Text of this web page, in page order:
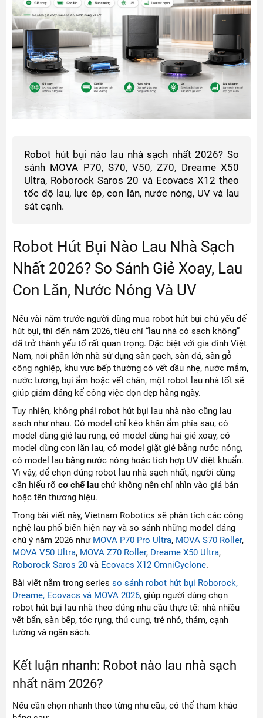
Robot hút bụi nào lau nhà sạch nhất 2026? So
sánh MOVA P70, S70, V50, Z70, Dreame X50
Ultra, Roborock Saros 20 và Ecovacs X12 theo
tốc độ lau, lực ép, con lăn, nước nóng, UV và lau
sát cạnh.
Robot Hút Bụi Nào Lau Nhà Sạch
Nhất 2026? So Sánh Giẻ Xoay, Lau
Con Lăn, Nước Nóng Và UV
Nếu vài năm trước người dùng mua robot hút bụi chủ yếu để
hút bụi, thì đến năm 2026, tiêu chí “lau nhà có sạch không”
đã trở thành yếu tố rất quan trọng. Đặc biệt với gia đình Việt
Nam, nơi phần lớn nhà sử dụng sàn gạch, sàn đá, sàn gỗ
công nghiệp, khu vực bếp thường có vết dầu nhẹ, nước mắm,
nước tương, bụi ẩm hoặc vết chân, một robot lau nhà tốt sẽ
giúp giảm đáng kể công việc dọn dẹp hằng ngày.
Tuy nhiên, không phải robot hút bụi lau nhà nào cũng lau
sạch như nhau. Có model chỉ kéo khăn ẩm phía sau, có
model dùng giẻ lau rung, có model dùng hai giẻ xoay, có
model dùng con lăn lau, có model giặt giẻ bằng nước nóng,
có model lau bằng nước nóng hoặc tích hợp UV diệt khuẩn.
Vì vậy, để chọn đúng robot lau nhà sạch nhất, người dùng
cần hiểu rõcơ chế lau chứ không nên chỉ nhìn vào giá bán
hoặc tên thương hiệu.
Trong bài viết này, Vietnam Robotics sẽ phân tích các công
nghệ lau phổ biến hiện nay và so sánh những model đáng
chú ý năm 2026 như MOVA P70 Pro Ultra, MOVA S70 Roller,
MOVA V50 Ultra, MOVA Z70 Roller, Dreame X50 Ultra,
Roborock Saros 20 và Ecovacs X12 OmniCyclone.
Bài viết nằm trong seriesso sánh robot hút bụi Roborock,
Dreame, Ecovacs và MOVA 2026, giúp người dùng chọn
robot hút bụi lau nhà theo đúng nhu cầu thực tế: nhà nhiều
vết bẩn, sàn bếp, tóc rụng, thú cưng, trẻ nhỏ, thảm, cạnh
tường và ngân sách.
Kết luận nhanh: Robot nào lau nhà sạch
nhất năm 2026?
Nếu cần chọn nhanh theo từng nhu cầu, có thể tham khảo